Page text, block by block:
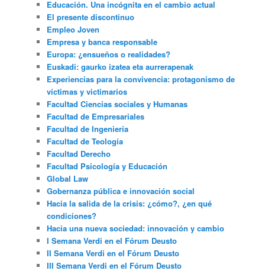
Educación. Una incógnita en el cambio actual
El presente discontinuo
Empleo Joven
Empresa y banca responsable
Europa: ¿ensueños o realidades?
Euskadi: gaurko izatea eta aurrerapenak
Experiencias para la convivencia: protagonismo de
víctimas y victimarios
Facultad Ciencias sociales y Humanas
Facultad de Empresariales
Facultad de Ingeniería
Facultad de Teología
Facultad Derecho
Facultad Psicología y Educación
Global Law
Gobernanza pública e innovación social
Hacia la salida de la crisis: ¿cómo?, ¿en qué
condiciones?
Hacia una nueva sociedad: innovación y cambio
I Semana Verdi en el Fórum Deusto
II Semana Verdi en el Fórum Deusto
III Semana Verdi en el Fórum Deusto